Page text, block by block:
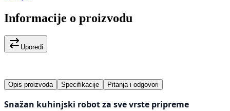
Informacije o proizvodu
Uporedi
Opis proizvoda Specifikacije Pitanja i odgovori
Snažan kuhinjski robot za sve vrste pripreme